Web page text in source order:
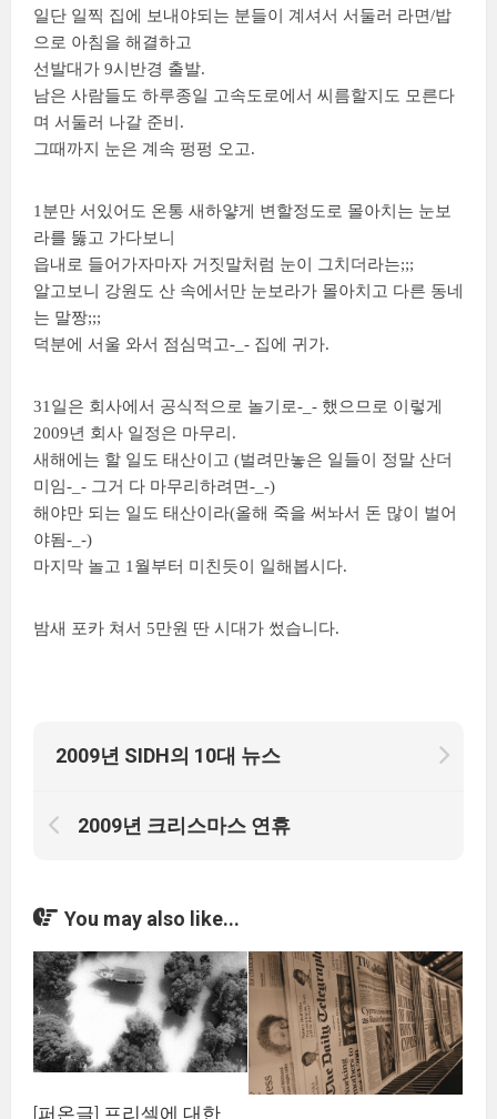
일단 일찍 집에 보내야되는 분들이 계셔서 서둘러 라면/밥
으로 아침을 해결하고
선발대가 9시반경 출발.
남은 사람들도 하루종일 고속도로에서 씨름할지도 모른다
며 서둘러 나갈 준비.
그때까지 눈은 계속 펑펑 오고.
1분만 서있어도 온통 새하얗게 변할정도로 몰아치는 눈보
라를 뚫고 가다보니
읍내로 들어가자마자 거짓말처럼 눈이 그치더라는;;;
알고보니 강원도 산 속에서만 눈보라가 몰아치고 다른 동네
는 말짱;;;
덕분에 서울 와서 점심먹고-_- 집에 귀가.
31일은 회사에서 공식적으로 놀기로-_- 했으므로 이렇게
2009년 회사 일정은 마무리.
새해에는 할 일도 태산이고 (벌려만놓은 일들이 정말 산더
미임-_- 그거 다 마무리하려면-_-)
해야만 되는 일도 태산이라(올해 죽을 써놔서 돈 많이 벌어
야됨-_-)
마지막 놀고 1월부터 미친듯이 일해봅시다.
밤새 포카 쳐서 5만원 딴 시대가 썼습니다.
2009년 SIDH의 10대 뉴스
2009년 크리스마스 연휴
You may also like...
[퍼온글] 프리셀에 대한